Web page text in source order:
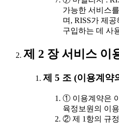
가능한 서비스
며, RISS가 제
구입하는 데 사
제 2 장 서비스 이
제 5 조 (이용계약
① 이용계약은
육정보원의 이
② 제 1항의 규